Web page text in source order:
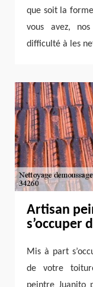
que soit la
vous avez,
difficulté à les
Artisan
s’occuper
Mis à part
de votre